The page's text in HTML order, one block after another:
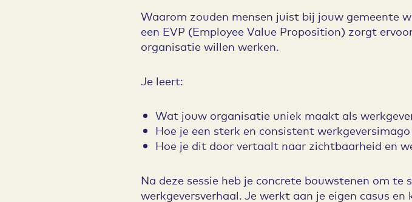
Waarom zouden mensen juist bij jouw gemeente
een EVP (Employee Value Proposition) zorgt
organisatie willen werken.
Je leert:
Wat jouw organisatie uniek maakt als
Hoe je een sterk en consistent
Hoe je dit door vertaalt naar zichtbaarheid en
Na deze sessie heb je concrete bouwstenen om
werkgeversverhaal. Je werkt aan je eigen casus